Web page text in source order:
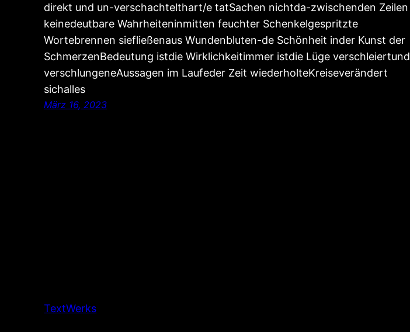
direkt und un-verschachtelthart/e tatSachen nichtda-zwischenden Zeilen
keinedeutbare Wahrheiteninmitten feuchter Schenkelgespritzte
Wortebrennen siefließenaus Wundenbluten-de Schönheit inder Kunst der
SchmerzenBedeutung istdie Wirklichkeitimmer istdie Lüge verschleiertund
verschlungeneAussagen im Laufeder Zeit wiederholteKreiseverändert
sichalles
März 16, 2023
TextWerks